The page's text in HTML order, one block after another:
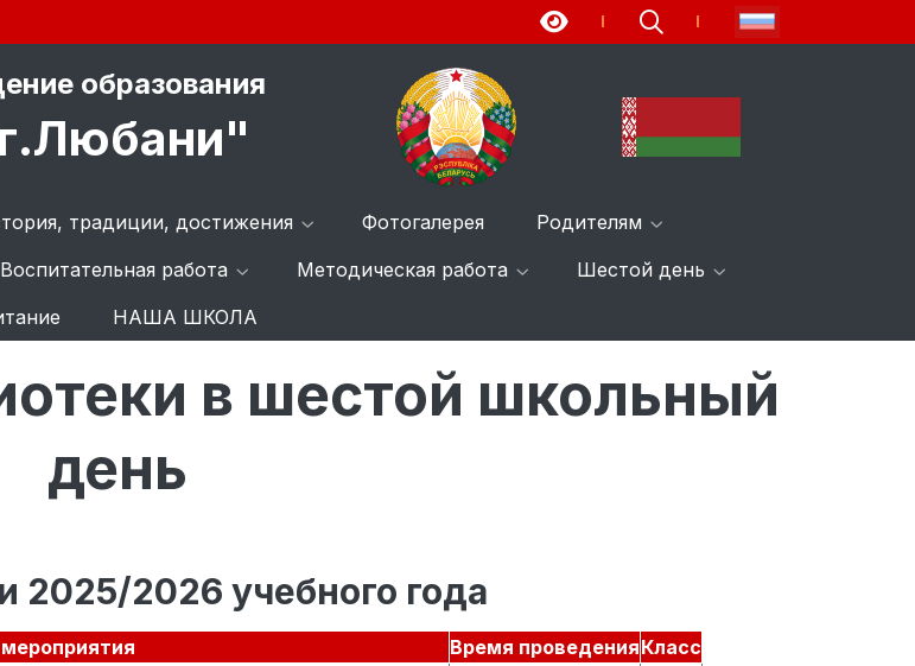
образования
традиции, достижения Фотогалерея
Родителям
Воспитательная работа Методическая работа
Шестой день
НАША ШКОЛА
План Библиотеки
в шестой школьный
день
2025/2026 учебного года
Время проведенияКласс